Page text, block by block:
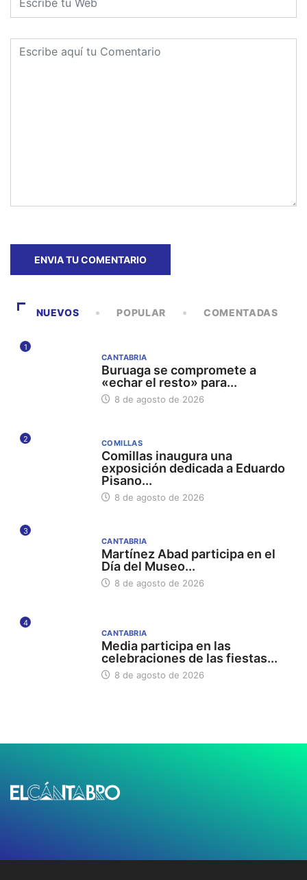
NUEVOS POPULAR COMENTADAS
1
CANTABRIA
Buruaga se compromete a
«echar el resto» para...
8 de agosto de 2026
2 COMILLAS
Comillas inaugura una
exposición dedicada a Eduardo
Pisano...
8 de agosto de 2026
3
CANTABRIA
Martínez Abad participa en el
Día del Museo...
8 de agosto de 2026
4
CANTABRIA
Media participa en las
celebraciones de las fiestas...
8 de agosto de 2026